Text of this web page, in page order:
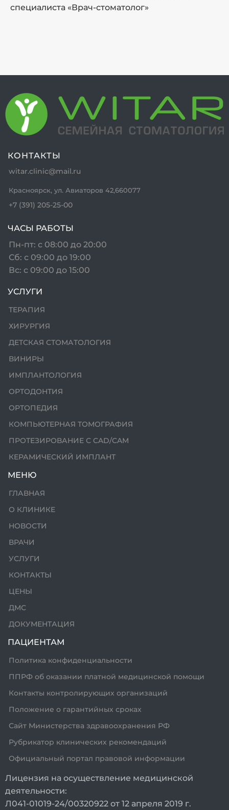
специалиста «Врач-стоматолог»
КОНТАКТЫ
witar.clinic@mail.ru
Красноярск, ул. Авиаторов 42,660077
+7 (391) 205-25-00
ЧАСЫ РАБОТЫ
Пн-пт: с 08:00 до 20:00
Сб: с 09:00 до 19:00
Вс: с 09:00 до 15:00
УСЛУГИ
ТЕРАПИЯ
ХИРУРГИЯ
ДЕТСКАЯ СТОМАТОЛОГИЯ
ВИНИРЫ
ИМПЛАНТОЛОГИЯ
ОРТОДОНТИЯ
ОРТОПЕДИЯ
КОМПЬЮТЕРНАЯ ТОМОГРАФИЯ
ПРОТЕЗИРОВАНИЕ С CAD/CAM
КЕРАМИЧЕСКИЙ ИМПЛАНТ
МЕНЮ
ГЛАВНАЯ
О КЛИНИКЕ
НОВОСТИ
ВРАЧИ
УСЛУГИ
КОНТАКТЫ
ЦЕНЫ
ДМС
ДОКУМЕНТАЦИЯ
ПАЦИЕНТАМ
Политика конфиденциальности
ППРФ об оказании платной медицинской помощи
Контакты контролирующих организаций
Положение о гарантийных сроках
Сайт Министерства здравоохранения РФ
Рубрикатор клинических рекомендаций
Официальный портал правовой информации
Лицензия на осуществление медицинской
деятельности:
Л041-01019-24/00320922 от 12 апреля 2019 г.